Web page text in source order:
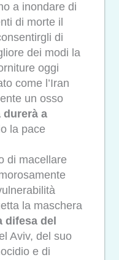
a inondare di
di morte il
di
dei modi la
oggi
come l’Iran
un osso
durerà a
la pace
di macellare
la maschera
difesa del
Aviv, del suo
e di